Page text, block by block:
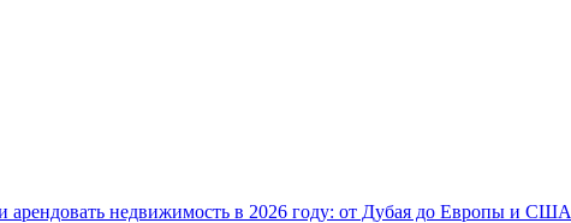
арендовать недвижимость в 2026 году: от Дубая до Европы и США